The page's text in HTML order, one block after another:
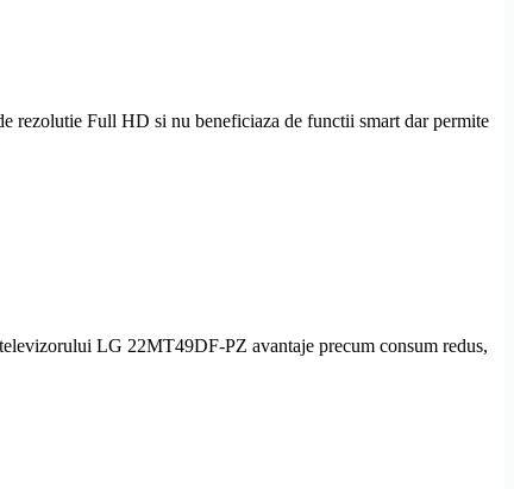
rezolutie Full HD si nu beneficiaza de functii smart dar permite
LG 22MT49DF-PZ avantaje precum consum redus,